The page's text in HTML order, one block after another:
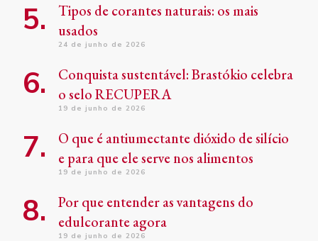
Tipos de corantes naturais: os mais
usados
24 de junho de 2026
Conquista sustentável: Brastókio celebra
o selo RECUPERA
19 de junho de 2026
O que é antiumectante dióxido de silício
e para que ele serve nos alimentos
19 de junho de 2026
Por que entender as vantagens do
edulcorante agora
19 de junho de 2026